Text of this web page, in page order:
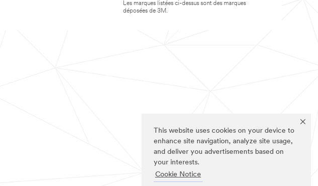
This website uses cookies on your device to
enhance site navigation, analyze site usage,
and deliver you advertisements based on
your interests.
Cookie Notice
Les marques listées ci-dessus sont des marques
déposées de 3M.